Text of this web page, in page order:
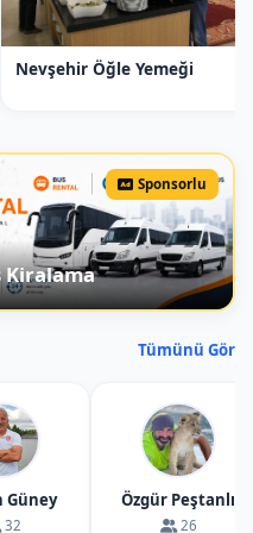
otel odası kadar
lüksü ve imkanı
çadırları
Kapadokya'da
birlikte peri
Üzengi Vadisi,
kamp
Bununla
Nevşehir Öğle Yemeği
Sponsorlu
Kiralama
Tümünü Gör
Güney
32
Özgür Peştanlı
26